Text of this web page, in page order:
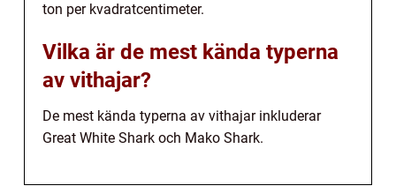
ton per kvadratcentimeter.
Vilka är de mest kända typerna
av vithajar?
De mest kända typerna av vithajar inkluderar
Great White Shark och Mako Shark.